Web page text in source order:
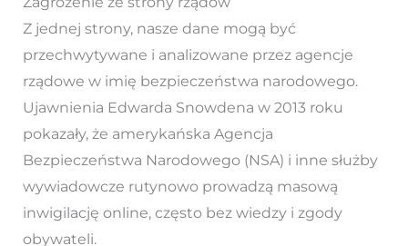
Z jednej strony, nasze dane mogą być
przechwytywane i analizowane przez agencje
rządowe w imię bezpieczeństwa narodowego.
Ujawnienia Edwarda Snowdena w 2013 roku
pokazały, że amerykańska Agencja
Bezpieczeństwa Narodowego (NSA) i inne służby
wywiadowcze rutynowo prowadzą masową
inwigilację online, często bez wiedzy i zgody
obywateli.